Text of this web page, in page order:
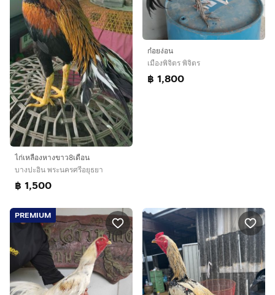
ไก่เหลืองหางขาว8เดือน
บางปะอิน พระนครศรีอยุธยา
฿ 1,500
ก๋อยง่อน
เมืองพิจิตร พิจิตร
฿ 1,800
PREMIUM